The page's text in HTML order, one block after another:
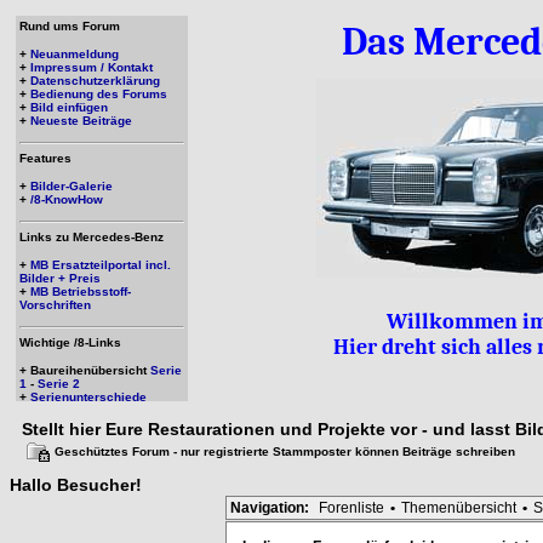
Rund ums Forum
+ Neuanmeldung
+ Impressum / Kontakt
+ Datenschutzerklärung
+ Bedienung des Forums
+ Bild einfügen
+ Neueste Beiträge
Features
+ Bilder-Galerie
+ /8-KnowHow
Links zu Mercedes-Benz
+ MB Ersatzteilportal incl.
Bilder + Preis
+ MB Betriebsstoff-
Vorschriften
Wichtige /8-Links
+ BaureihenübersichtSerie
1 - Serie 2
+ Serienunterschiede
Das
Willkommen
Hier dreht sich alles
Stellt hier Eure Restaurationen und Projekte vor - und lasst
Geschütztes Forum - nur registrierte Stammposter können Beiträge schreiben
Hallo Besucher!
Navigation: Forenliste • Themenübersicht •